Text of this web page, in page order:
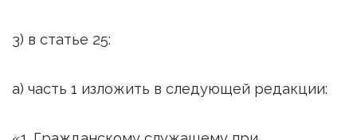
3) в статье 25:
а) часть 1 изложить в следующей редакции: